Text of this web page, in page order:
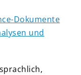
Dokumente
und